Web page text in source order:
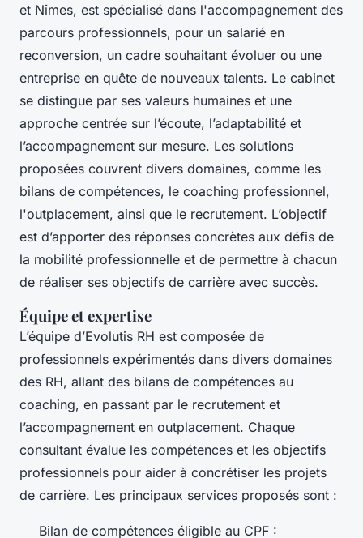
et Nîmes, est spécialisé dans l'accompagnement des
parcours professionnels, pour un salarié en
reconversion, un cadre souhaitant évoluer ou une
entreprise en quête de nouveaux talents. Le cabinet
se distingue par ses valeurs humaines et une
approche centrée sur l’écoute, l’adaptabilité et
l’accompagnement sur mesure. Les solutions
proposées couvrent divers domaines, comme les
bilans de compétences, le coaching professionnel,
l'outplacement, ainsi que le recrutement. L’objectif
est d’apporter des réponses concrètes aux défis de
la mobilité professionnelle et de permettre à chacun
de réaliser ses objectifs de carrière avec succès.
Équipe et expertise
L’équipe d’Evolutis RH est composée de
professionnels expérimentés dans divers domaines
des RH, allant des bilans de compétences au
coaching, en passant par le recrutement et
l’accompagnement en outplacement. Chaque
consultant évalue les compétences et les objectifs
professionnels pour aider à concrétiser les projets
de carrière. Les principaux services proposés sont :
Bilan de compétences éligible au CPF :